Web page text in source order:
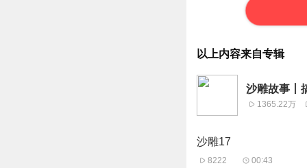
以上内容来自专辑
沙雕故事丨
1365.22万
沙雕17
8222 00:43